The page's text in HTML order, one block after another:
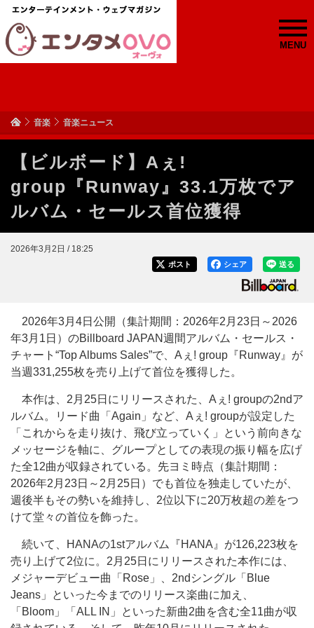
MENU
音楽 音楽ニュース
【ビルボード】Aぇ!
group『Runway』33.1万枚でア
ルバム・セールス首位獲得
2026年3月2日 / 18:25
送る
シェア
ポスト
2026年3月4日公開（集計期間：2026年2月23日～2026
年3月1日）のBillboard JAPAN週間アルバム・セールス・
チャート“Top Albums Sales”で、Aぇ! group『Runway』が
当週331,255枚を売り上げて首位を獲得した。
本作は、2月25日にリリースされた、Aぇ! groupの2ndア
ルバム。リード曲「Again」など、Aぇ! groupが設定した
「これからを走り抜け、飛び立っていく」という前向きな
メッセージを軸に、グループとしての表現の振り幅を広げ
た全12曲が収録されている。先ヨミ時点（集計期間：
2026年2月23日～2月25日）でも首位を独走していたが、
週後半もその勢いを維持し、2位以下に20万枚超の差をつ
けて堂々の首位を飾った。
続いて、HANAの1stアルバム『HANA』が126,223枚を
売り上げて2位に。2月25日にリリースされた本作には、
メジャーデビュー曲「Rose」、2ndシングル「Blue
Jeans」といった今までのリリース楽曲に加え、
「Bloom」「ALL IN」といった新曲2曲を含む全11曲が収